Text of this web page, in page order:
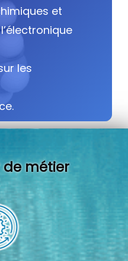
et
les
métier